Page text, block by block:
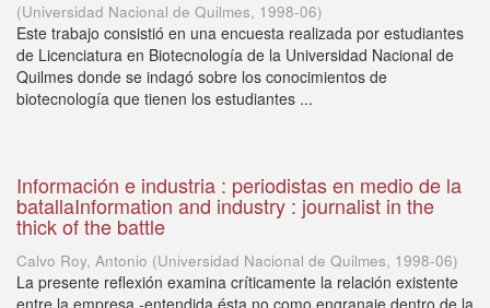
(Universidad Nacional de Quilmes, 1998-06)
Este trabajo consistió en una encuesta realizada por estudiantes
de Licenciatura en Biotecnología de la Universidad Nacional de
Quilmes donde se indagó sobre los conocimientos de
biotecnología que tienen los estudiantes ...
Información e industria : periodistas en medio de la
batallaInformation and industry : journalist in the
thick of the battle
Calvo Roy, Antonio (Universidad Nacional de Quilmes, 1998-06)
La presente reflexión examina críticamente la relación existente
entre la empresa -entendida ésta no como engranaje dentro de la